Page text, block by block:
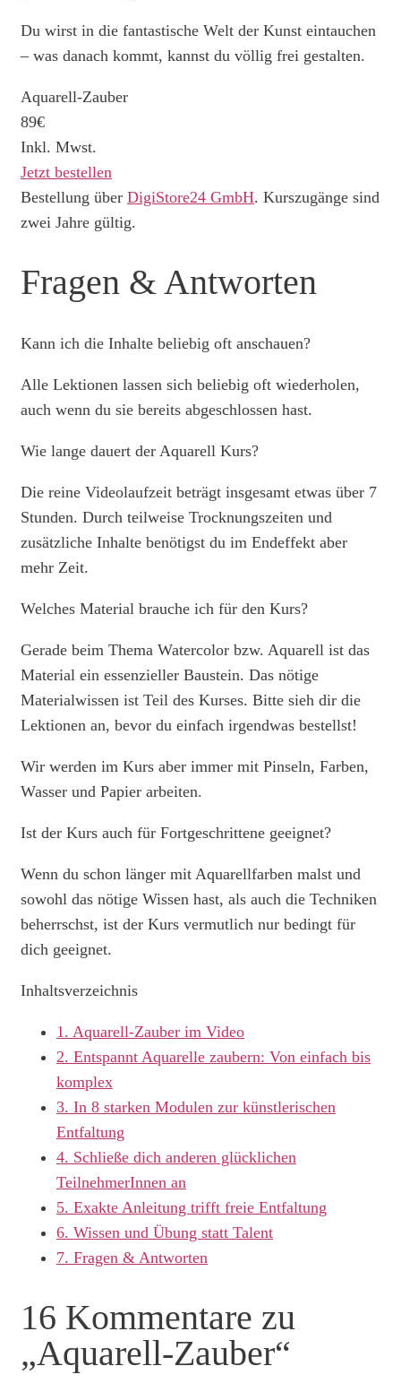
Du wirst in die fantastische Welt der Kunst eintauchen
– was danach kommt, kannst du völlig frei gestalten.
Aquarell-Zauber
89€
Inkl. Mwst.
Jetzt bestellen
Bestellung über DigiStore24 GmbH. Kurszugänge sind
zwei Jahre gültig.
Fragen & Antworten
Kann ich die Inhalte beliebig oft anschauen?
Alle Lektionen lassen sich beliebig oft wiederholen,
auch wenn du sie bereits abgeschlossen hast.
Wie lange dauert der Aquarell Kurs?
Die reine Videolaufzeit beträgt insgesamt etwas über 7
Stunden. Durch teilweise Trocknungszeiten und
zusätzliche Inhalte benötigst du im Endeffekt aber
mehr Zeit.
Welches Material brauche ich für den Kurs?
Gerade beim Thema Watercolor bzw. Aquarell ist das
Material ein essenzieller Baustein. Das nötige
Materialwissen ist Teil des Kurses. Bitte sieh dir die
Lektionen an, bevor du einfach irgendwas bestellst!
Wir werden im Kurs aber immer mit Pinseln, Farben,
Wasser und Papier arbeiten.
Ist der Kurs auch für Fortgeschrittene geeignet?
Wenn du schon länger mit Aquarellfarben malst und
sowohl das nötige Wissen hast, als auch die Techniken
beherrschst, ist der Kurs vermutlich nur bedingt für
dich geeignet.
Inhaltsverzeichnis
1. Aquarell-Zauber im Video
2. Entspannt Aquarelle zaubern: Von einfach bis
komplex
3. In 8 starken Modulen zur künstlerischen
Entfaltung
4. Schließe dich anderen glücklichen
TeilnehmerInnen an
5. Exakte Anleitung trifft freie Entfaltung
6. Wissen und Übung statt Talent
7. Fragen & Antworten
16 Kommentare zu
„Aquarell-Zauber“